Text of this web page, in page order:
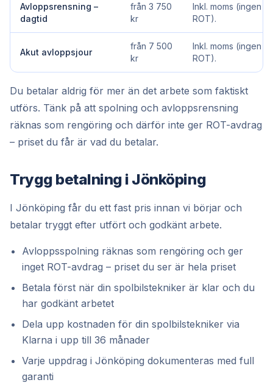
Avloppsrensning –
dagtid
från 3 750
kr
Inkl. moms (ingen
ROT).
Akut avloppsjour
från 7 500
kr
Inkl. moms (ingen
ROT).
Du betalar aldrig för mer än det arbete som faktiskt
utförs. Tänk på att spolning och avloppsrensning
räknas som rengöring och därför inte ger ROT-avdrag
– priset du får är vad du betalar.
Trygg betalning i Jönköping
I Jönköping får du ett fast pris innan vi börjar och
betalar tryggt efter utfört och godkänt arbete.
Avloppsspolning räknas som rengöring och ger
inget ROT-avdrag – priset du ser är hela priset
Betala först när din spolbilstekniker är klar och du
har godkänt arbetet
Dela upp kostnaden för din spolbilstekniker via
Klarna i upp till 36 månader
Varje uppdrag i Jönköping dokumenteras med full
garanti